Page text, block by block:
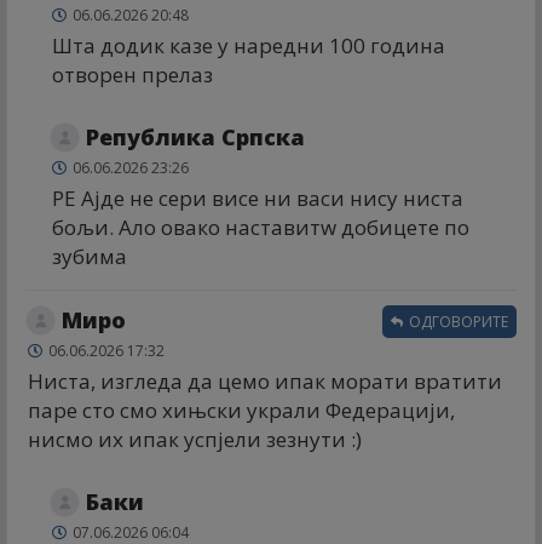
06.06.2026 20:48
Шта додик казе у наредни 100 година
отворен прелаз
Република Српска
06.06.2026 23:26
РЕ Ајде не сери висе ни васи нису ниста
бољи. Ало овако наставитw добицете по
зубима
Миро
06.06.2026 17:32
Ниста, изгледа да цемо ипак морати вратити
паре сто смо хињски украли Федерацији,
нисмо их ипак успјели зезнути :)
ОДГОВОРИТЕ
Баки
07.06.2026 06:04